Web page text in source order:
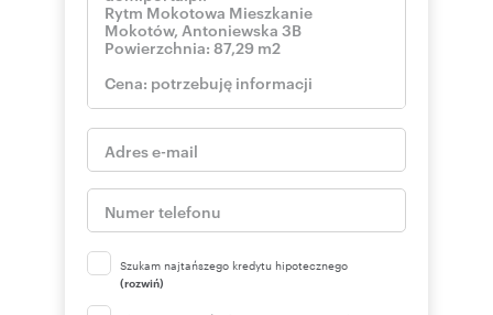
Szukam najtańszego kredytu hipotecznego
(rozwiń)